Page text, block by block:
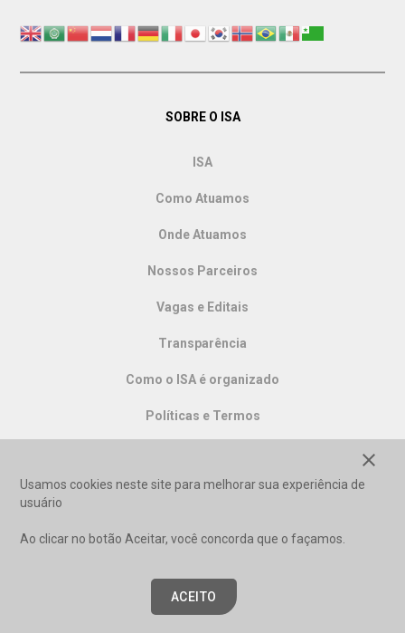
SOBRE O ISA
ISA
Como Atuamos
Onde Atuamos
Nossos Parceiros
Vagas e Editais
Transparência
Como o ISA é organizado
Políticas e Termos
Unidades de Conservação
Usamos cookies neste site para melhorar sua experiência de
usuário
Ao clicar no botão Aceitar, você concorda que o façamos.
ACEITO
close